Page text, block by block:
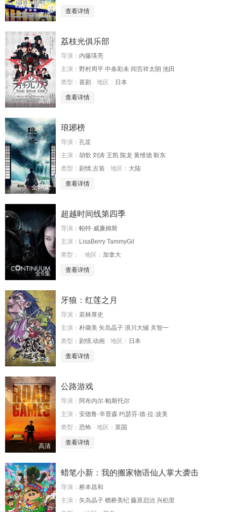
高清 查看详情
高清
荔枝光俱乐部
导演： 内藤瑛亮
主演： 野村周平 中条彩未 间宫祥太朗 池田
类型： 喜剧 地区： 日本
查看详情
全54集
琅琊榜
导演： 孔笙
主演： 胡歌 刘涛 王凯 陈龙 黄维德 靳东
类型： 剧情,古装 地区： 大陆
查看详情
全6集
超越时间线第四季
导演： 帕特·威廉姆斯
主演： LisaBerry TammyGil
类型：
地区： 加拿大
查看详情
全25集
牙狼：红莲之月
导演： 若林厚史
主演： 朴璐美 矢岛晶子 浪川大辅 关智一
类型： 剧情,动画 地区： 日本
查看详情
高清
公路游戏
导演： 阿布内尔·帕斯托尔
主演： 安德鲁·辛普森 约瑟芬·德·拉·波美
类型： 恐怖 地区： 英国
查看详情
蜡笔小新：我的搬家物语仙人掌大袭击
导演： 桥本昌和
主演： 矢岛晶子 楢桥美纪 藤原启治 兴梠里